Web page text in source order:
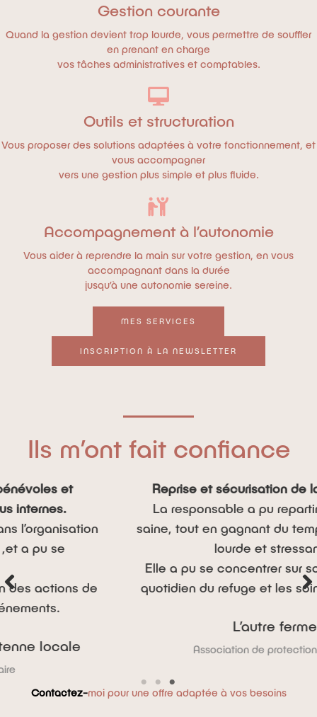
Gestion courante
Quand la gestion devient trop lourde, vous permettre de souffler
en prenant en charge
vos tâches administratives et comptables.
Outils et structuration
Vous proposer des solutions adaptées à votre fonctionnement, et
vous accompagner
vers une gestion plus simple et plus fluide.
Accompagnement à l’autonomie
Vous aider à reprendre la main sur votre gestion, en vous
accompagnant dans la durée
jusqu’à une autonomie sereine.
MES SERVICES
INSCRIPTION À LA NEWSLETTER
Ils m’ont fait confiance
Reprise et sécurisation de la comptabilité
La responsable a pu repartir sur une base
saine, tout en gagnant du temps sur une tâche
lourde et stressante.
Elle a pu se concentrer sur son essentiel : le
quotidien du refuge et les soins des animaux.
Association de protection animale
Contactez-moi pour une offre adaptée à vos besoins